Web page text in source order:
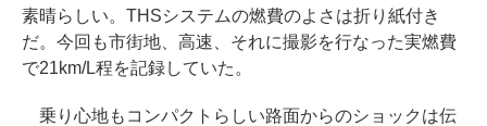
素晴らしい。THSシステムの燃費のよさは折り紙付き
だ。今回も市街地、高速、それに撮影を行なった実燃費
で21km/L程を記録していた。
乗り心地もコンパクトらしい路面からのショックは伝